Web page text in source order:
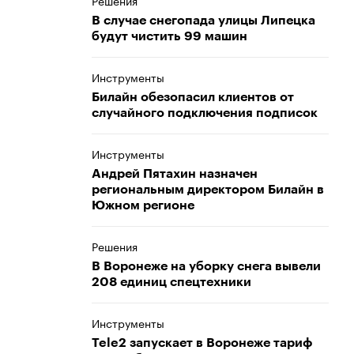
В случае снегопада улицы Липецка
будут чистить 99 машин
Инструменты
Билайн обезопасил клиентов от
случайного подключения подписок
Инструменты
Андрей Пятахин назначен
региональным директором Билайн в
Южном регионе
Решения
В Воронеже на уборку снега вывели
208 единиц спецтехники
Инструменты
Tele2 запускает в Воронеже тариф